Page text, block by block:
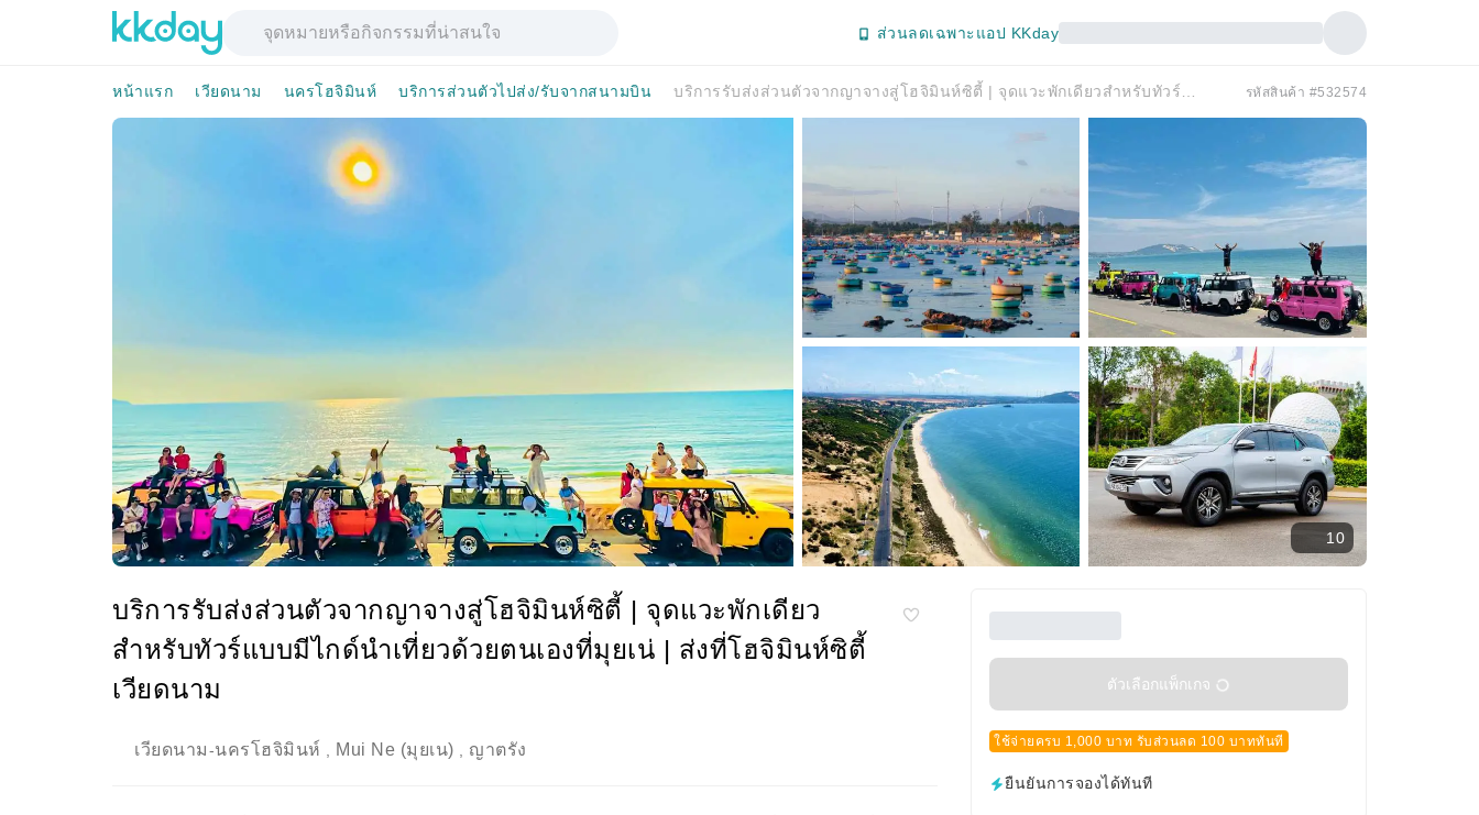
ส่วนลดเฉพาะแอป KKday
หน้าแรก เวียดนาม นครโฮจิมินห์ บริการส่วนตัวไปส่ง/รับจากสนามบิน รหัสสินค้า #532574
10
บริการรับส่งส่วนตัวจากญาจางสู่โฮจิมินห์ซิตี้ | จุดแวะพักเดียว
สำหรับทัวร์แบบมีไกด์นำเที่ยวด้วยตนเองที่มุยเน่ | ส่งที่โฮจิมินห์ซิตี้
เวียดนาม
เวียดนาม-นครโฮจิมินห์ Mui Ne (มุยเน) ญาตรัง
ตัวเลือกแพ็กเกจ
ใช้จ่ายครบ 1,000 บาท รับส่วนลด 100 บาททันที
ยืนยันการจองได้ทันที